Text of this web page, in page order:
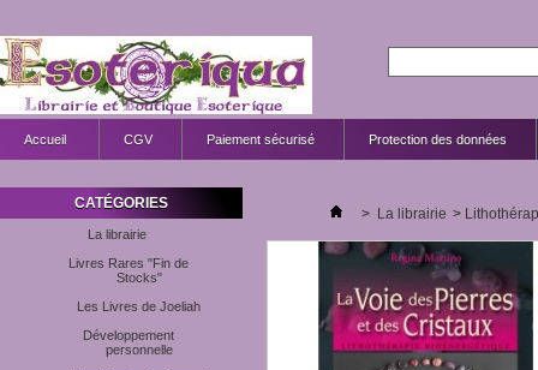
Accueil CGV Paiement sécurisé Protection des données
CATÉGORIES
La librairie
Livres Rares "Fin de
Stocks"
Les Livres de Joeliah
Développement
personnelle
> La librairie >